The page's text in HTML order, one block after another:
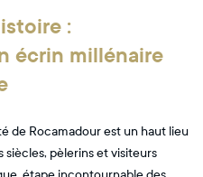
:
écrin millénaire
de Rocamadour est un haut lieu
siècles, pèlerins et visiteurs